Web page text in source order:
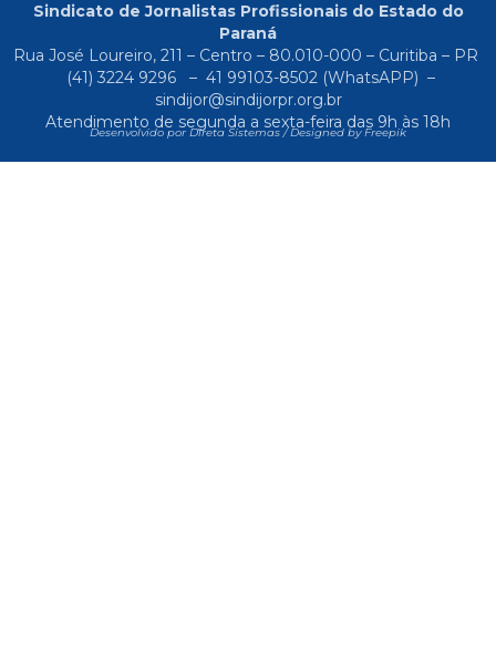
Sindicato de Jornalistas Profissionais do Estado do
Paraná
Rua José Loureiro, 211 – Centro – 80.010-000 – Curitiba – PR
(41) 3224 9296
– 41 99103-8502(WhatsAPP) –
sindijor@sindijorpr.org.br
Atendimento de segunda a sexta-feira das 9h às 18h
Desenvolvido por Direta Sistemas /Designed by Freepik